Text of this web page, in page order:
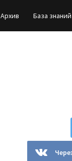
Архив База знаний